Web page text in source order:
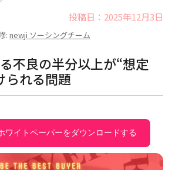
投稿日：2025年12月3日
: newji ソーシングチーム
不良の半分以上が“想定
られる問題
ワイトペーパーをダウンロードする